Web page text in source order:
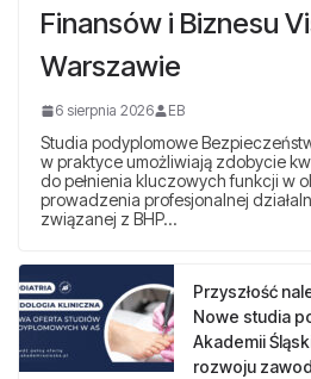
Finansów i Biznesu
Warszawie
6 sierpnia 2026 EB
Studia podyplomowe
w praktyce umożliwiają zdobycie
do pełnienia kluczowych funkcji w
prowadzenia profesjonalnej
związanej z BHP…
Przyszłość
Nowe studia
Akademii
rozwoju